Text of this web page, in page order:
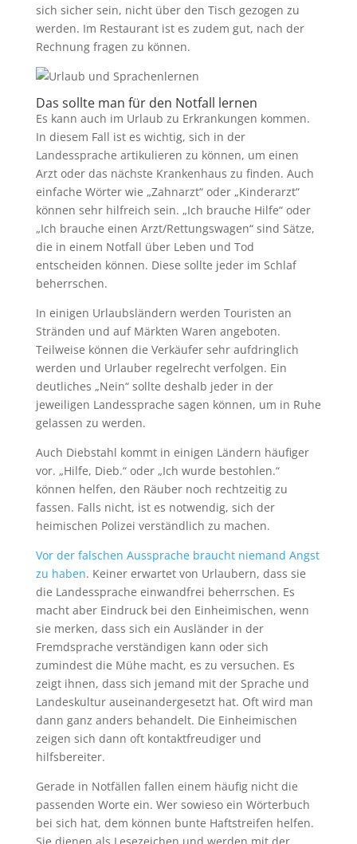
sich sicher sein, nicht über den Tisch gezogen zu
werden. Im Restaurant ist es zudem gut, nach der
Rechnung fragen zu können.
Das sollte man für den Notfall lernen
Es kann auch im Urlaub zu Erkrankungen kommen.
In diesem Fall ist es wichtig, sich in der
Landessprache artikulieren zu können, um einen
Arzt oder das nächste Krankenhaus zu finden. Auch
einfache Wörter wie „Zahnarzt“ oder „Kinderarzt“
können sehr hilfreich sein. „Ich brauche Hilfe“ oder
„Ich brauche einen Arzt/Rettungswagen“ sind Sätze,
die in einem Notfall über Leben und Tod
entscheiden können. Diese sollte jeder im Schlaf
beherrschen.
In einigen Urlaubsländern werden Touristen an
Stränden und auf Märkten Waren angeboten.
Teilweise können die Verkäufer sehr aufdringlich
werden und Urlauber regelrecht verfolgen. Ein
deutliches „Nein“ sollte deshalb jeder in der
jeweiligen Landessprache sagen können, um in Ruhe
gelassen zu werden.
Auch Diebstahl kommt in einigen Ländern häufiger
vor. „Hilfe, Dieb.“ oder „Ich wurde bestohlen.“
können helfen, den Räuber noch rechtzeitig zu
fassen. Falls nicht, ist es notwendig, sich der
heimischen Polizei verständlich zu machen.
Vor der falschen Aussprache braucht niemand Angst
zu haben. Keiner erwartet von Urlaubern, dass sie
die Landessprache einwandfrei beherrschen. Es
macht aber Eindruck bei den Einheimischen, wenn
sie merken, dass sich ein Ausländer in der
Fremdsprache verständigen kann oder sich
zumindest die Mühe macht, es zu versuchen. Es
zeigt ihnen, dass sich jemand mit der Sprache und
Landeskultur auseinandergesetzt hat. Oft wird man
dann ganz anders behandelt. Die Einheimischen
zeigen sich dann oft kontaktfreudiger und
hilfsbereiter.
Gerade in Notfällen fallen einem häufig nicht die
passenden Worte ein. Wer sowieso ein Wörterbuch
bei sich hat, dem können bunte Haftstreifen helfen.